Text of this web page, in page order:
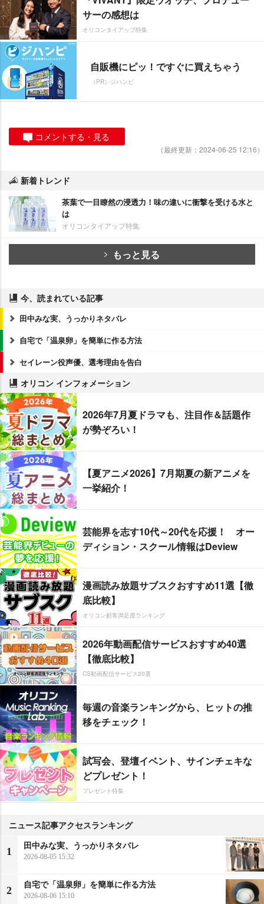
サーの感想は
オリコンタイアップ特集
自販機にピッ！ですぐに買えちゃう
（PR）ジハンピ
コメントする・見る
（最終更新：2024-06-25 12:16）
新着トレンド
茶葉で一目瞭然の浸透力！味の違いに衝撃を受ける水と
は
オリコンタイアップ特集
もっと見る
今、読まれている記事
田中みな実、うっかりネタバレ
自宅で「温泉卵」を簡単に作る方法
セイレーン役声優、選考理由を告白
オリコン インフォメーション
2026年7月夏ドラマも、注目作＆話題作
が勢ぞろい！
【夏アニメ2026】7月期夏の新アニメを
一挙紹介！
芸能界を志す10代～20代を応援！ オー
ディション・スクール情報はDeview
漫画読み放題サブスクおすすめ11選【徹
底比較】
オリコン顧客満足度ランキング
2026年動画配信サービスおすすめ40選
【徹底比較】
CS動画配信サービス20選
毎週の音楽ランキングから、ヒットの推
移をチェック！
試写会、登壇イベント、サインチェキな
どプレゼント！
プレゼント特集
ニュース記事アクセスランキング
1
田中みな実、うっかりネタバレ
2026-08-05 15:32
2
自宅で「温泉卵」を簡単に作る方法
2026-08-06 15:10